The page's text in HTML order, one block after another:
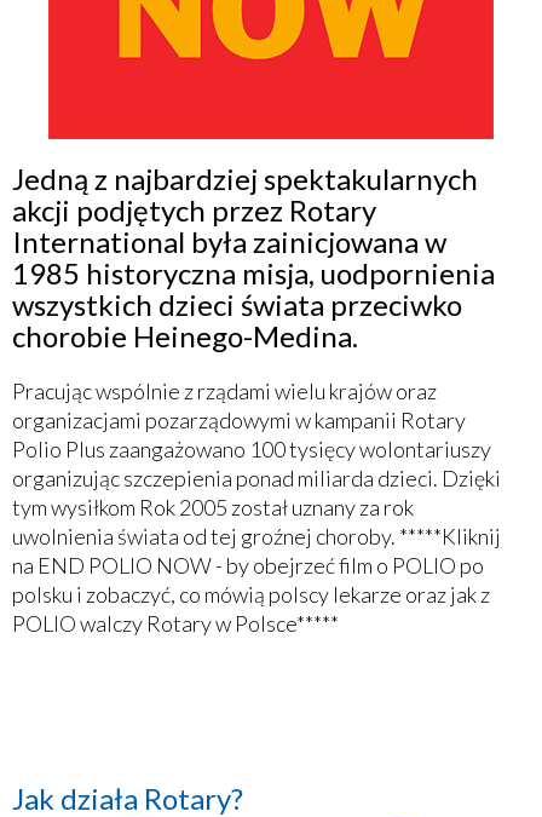
Jedną z najbardziej spektakularnych
akcji podjętych przez Rotary
International była zainicjowana w
1985 historyczna misja, uodpornienia
wszystkich dzieci świata przeciwko
chorobie Heinego-Medina.
Pracując wspólnie z rządami wielu krajów oraz
organizacjami pozarządowymi w kampanii Rotary
Polio Plus zaangażowano 100 tysięcy wolontariuszy
organizując szczepienia ponad miliarda dzieci. Dzięki
tym wysiłkom Rok 2005 został uznany za rok
uwolnienia świata od tej groźnej choroby. *****Kliknij
na END POLIO NOW - by obejrzeć film o POLIO po
polsku i zobaczyć, co mówią polscy lekarze oraz jak z
POLIO walczy Rotary w Polsce*****
Jak działa Rotary?